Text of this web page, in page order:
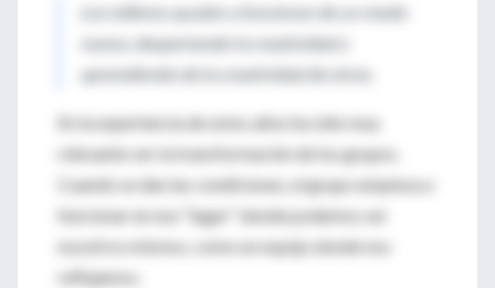
Los talleres ayudan a funcionar de un modo
nuevo, despertando la creatividad y
aprendiendo de la creatividad de otros.
En la experiencia de estos años ha sido muy
relevante ver la transformación de los grupos.
Cuando se dan las condiciones, el grupo empieza a
funcionar en ese "lugar" donde podemos ser
nosotros mismos, como un espejo donde nos
reflejamos.